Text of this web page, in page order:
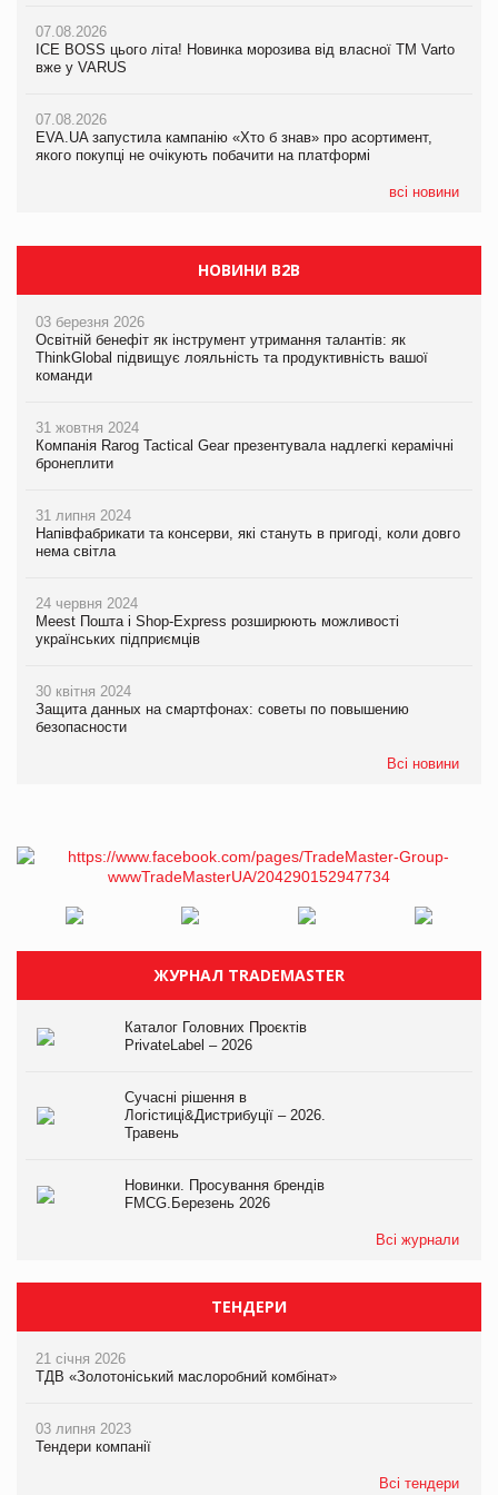
07.08.2026
ICE BOSS цього літа! Новинка морозива від власної ТМ Varto
вже у VARUS
07.08.2026
EVA.UA запустила кампанію «Хто б знав» про асортимент,
якого покупці не очікують побачити на платформі
всі новини
07.08.2026
ICE BOSS цього літа! Новинка морозива від власної ТМ Varto
вже у VARUS
07.08.2026
EVA.UA запустила кампанію «Хто б знав» про асортимент,
якого покупці не очікують побачити на платформі
Продажі Hugo Boss впали на 9%
НОВИНИ B2B
03 березня 2026
Освітній бенефіт як інструмент утримання талантів: як
ThinkGlobal підвищує лояльність та продуктивність вашої
команди
31 жовтня 2024
Компанія Rarog Tactical Gear презентувала надлегкі керамічні
бронеплити
31 липня 2024
Напівфабрикати та консерви, які стануть в пригоді, коли довго
нема світла
24 червня 2024
Meest Пошта і Shop-Express розширюють можливості
українських підприємців
30 квітня 2024
Защита данных на смартфонах: советы по повышению
безопасности
Всі новини
ЖУРНАЛ TRADEMASTER
Каталог Головних Проєктів
PrivateLabel – 2026
Сучасні рішення в
Логістиці&Дистрибуції – 2026.
Травень
Новинки. Просування брендів
FMCG.Березень 2026
Всі журнали
ТЕНДЕРИ
21 січня 2026
ТДВ «Золотоніський маслоробний комбінат»
03 липня 2023
Тендери компанії
Всі тендери